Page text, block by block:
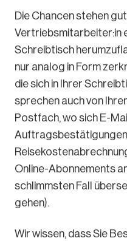
Die Chancen stehen
Vertriebsmitarbeiter:in
Schreibtisch
nur analog in Form
die sich in Ihrer
sprechen auch von
Postfach, wo sich E-
Online-Abonnements
schlimmsten Fall
gehen).
Wir wissen, dass Sie